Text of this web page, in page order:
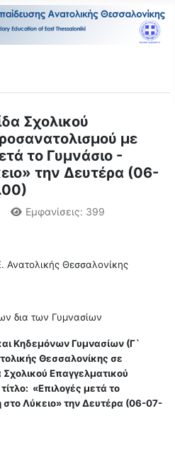
Σχολικού
με
το Γυμνάσιο -
την Δευτέρα (06-
Εμφανίσεις: 399
Θεσσαλονίκης
δια των Γυμνασίων
Κηδεμόνων Γυμνασίων (Γ`
Θεσσαλονίκης σε
Επαγγελματικού
«Επιλογές μετά το
Λύκειο» την Δευτέρα (06-07-